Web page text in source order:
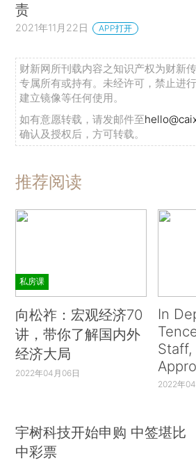
责
2021年11月22日 APP打开
财新网所刊载内容之知识产权为财新
专属所有或持有。未经许可，禁止进
建立镜像等任何使用。
如有意愿转载，请发邮件至
确认及授权后，方可转载。
推荐阅读
私房课
向松祚：宏观经济70
讲，带你了解国内外
经济大局
2022年04月06日
In
Staff,
2022年
宇树科技开始申购 中签堪比
中彩票